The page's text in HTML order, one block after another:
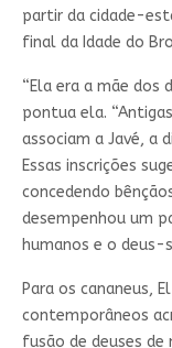
partir da cidade-
final da Idade do
“Ela era a mãe dos
pontua ela.
associam a Javé, a
Essas inscrições
concedendo
desempenhou um
humanos e o deus-
Para os cananeus,
contemporâneos
fusão de deuses